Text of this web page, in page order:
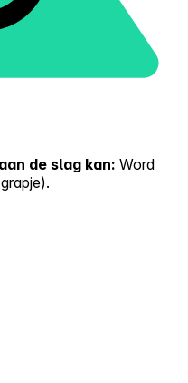
de slag kan: Word